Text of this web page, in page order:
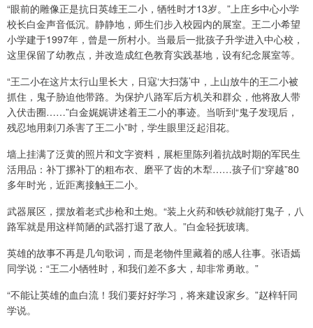
“眼前的雕像正是抗日英雄王二小，牺牲时才13岁。”上庄乡中心小学
校长白金声音低沉。静静地，师生们步入校园内的展室。王二小希望
小学建于1997年，曾是一所村小。当最后一批孩子升学进入中心校，
这里保留了幼教点，并改造成红色教育实践基地，设有纪念展室等。
“王二小在这片太行山里长大，日寇‘大扫荡’中，上山放牛的王二小被
抓住，鬼子胁迫他带路。为保护八路军后方机关和群众，他将敌人带
入伏击圈……”白金娓娓讲述着王二小的事迹。当听到“鬼子发现后，
残忍地用刺刀杀害了王二小”时，学生眼里泛起泪花。
墙上挂满了泛黄的照片和文字资料，展柜里陈列着抗战时期的军民生
活用品：补丁摞补丁的粗布衣、磨平了齿的木犁……孩子们“穿越”80
多年时光，近距离接触王二小。
武器展区，摆放着老式步枪和土炮。“装上火药和铁砂就能打鬼子，八
路军就是用这样简陋的武器打退了敌人。”白金轻抚玻璃。
英雄的故事不再是几句歌词，而是老物件里藏着的感人往事。张语嫣
同学说：“王二小牺牲时，和我们差不多大，却非常勇敢。”
“不能让英雄的血白流！我们要好好学习，将来建设家乡。”赵梓轩同
学说。